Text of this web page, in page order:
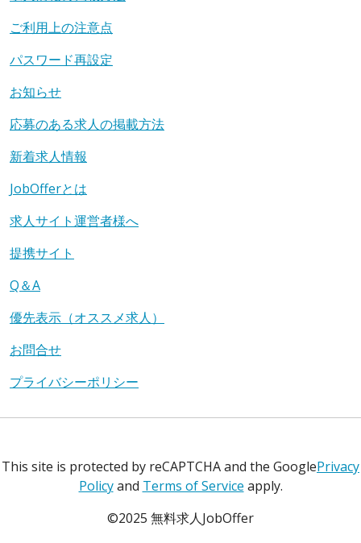
ご利用上の注意点
パスワード再設定
お知らせ
応募のある求人の掲載方法
新着求人情報
JobOfferとは
求人サイト運営者様へ
提携サイト
Q＆A
優先表示（オススメ求人）
お問合せ
プライバシーポリシー
This site is protected by reCAPTCHA and the GooglePrivacy
Policyand Terms of Service apply.
©2025 無料求人JobOffer